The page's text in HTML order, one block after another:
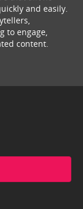
and easily.
to engage,
content.